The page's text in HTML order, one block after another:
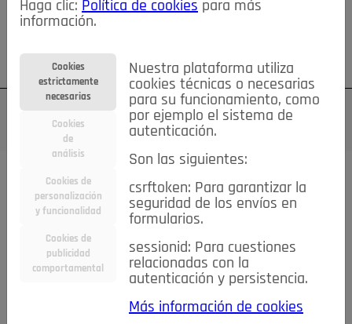
NOSOTROS
Su cuenta Regístrese ¿Olvidó su contraseña?
Magazine
Haga clic: Política de cookies para más
información.
Cookies
estrictamente
necesarias
Cookies
de
análisis
Cookies de
personalización
y funcionalidad
Cookies de
publicidad
comportamental
Nuestra plataforma utiliza
cookies técnicas o necesarias
para su funcionamiento, como
por ejemplo el sistema de
autenticación.
Son las siguientes:
csrftoken: Para garantizar la
seguridad de los envíos en
formularios.
sessionid: Para cuestiones
relacionadas con la
autenticación y persistencia.
Más información de cookies